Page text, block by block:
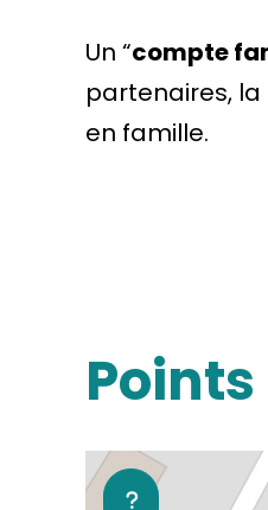
Un “compte
partenaires, la
en famille.